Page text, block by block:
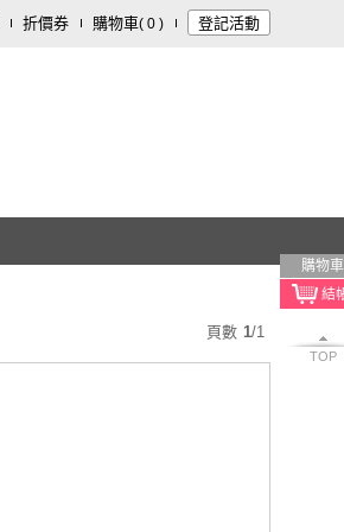
折價券 購物車( 0 ) 登記活動
購物車
TOP
頁數 1/1